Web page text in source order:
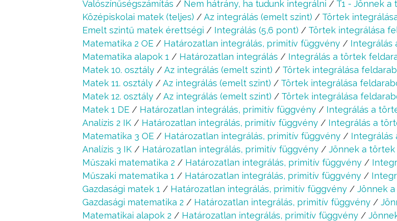
Valószínűségszámítás / Nem hátrány, ha tudunk integrálni / T1 - Jönnek a
Középiskolai matek (teljes) / Az integrálás (emelt szint) / Törtek
Emelt szintű matek érettségi / Integrálás (5,6 pont) / Törtek integrálása
Matematika 2 OE / Határozatlan integrálás, primitív függvény / Integrálás
Matematika alapok 1 / Határozatlan integrálás / Integrálás a törtek
Matek 10. osztály / Az integrálás (emelt szint) / Törtek integrálása
Matek 11. osztály / Az integrálás (emelt szint) / Törtek integrálása
Matek 12. osztály / Az integrálás (emelt szint) / Törtek integrálása
Matek 1 DE / Határozatlan integrálás, primitív függvény / Integrálás a
Analízis 2 IK / Határozatlan integrálás, primitív függvény / Integrálás a
Matematika 3 OE / Határozatlan integrálás, primitív függvény / Integrálás
Analízis 3 IK / Határozatlan integrálás, primitív függvény / Jönnek a törtek
Műszaki matematika 2 / Határozatlan integrálás, primitív függvény /
Műszaki matematika 1 / Határozatlan integrálás, primitív függvény /
Gazdasági matek 1 / Határozatlan integrálás, primitív függvény / Jönnek
Gazdasági matematika 2 / Határozatlan integrálás, primitív függvény /
Matematikai alapok 2 / Határozatlan integrálás, primitív függvény /